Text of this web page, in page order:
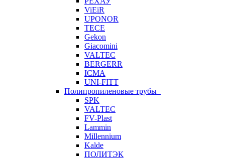
ViEiR
UPONOR
TECE
Gekon
Giacomini
VALTEC
BERGERR
ICMA
UNI-FITT
Полипропиленовые трубы
SPK
VALTEC
FV-Plast
Lammin
Millennium
Kalde
ПОЛИТЭК